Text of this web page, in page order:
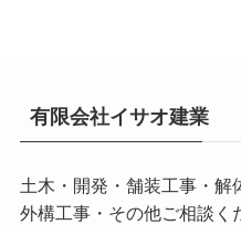
有限会社イサオ建業
土木・開発・舗装工事・解
外構工事・その他ご相談く